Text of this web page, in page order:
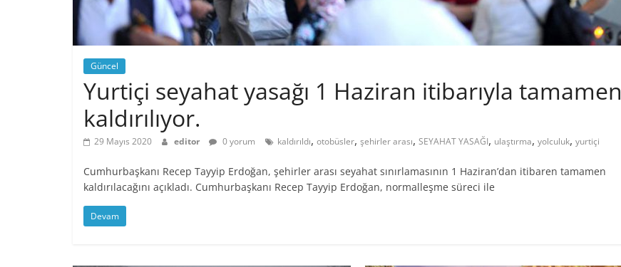
Güncel
Yurtiçi seyahat yasağı 1 Haziran itibarıyla tamamen
kaldırılıyor.
29 Mayıs 2020 editor 0 yorum kaldırıldı, otobüsler, şehirler arası, SEYAHAT YASAĞI, ulaştırma, yolculuk, yurtiçi
Cumhurbaşkanı Recep Tayyip Erdoğan, şehirler arası seyahat sınırlamasının 1 Haziran’dan itibaren tamamen
kaldırılacağını açıkladı. Cumhurbaşkanı Recep Tayyip Erdoğan, normalleşme süreci ile
Devam